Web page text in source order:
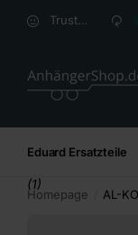
Trusted Shops Kundenbewertung: 4,8/5
Eduard Ersatzteile
(1)
Homepage AL-